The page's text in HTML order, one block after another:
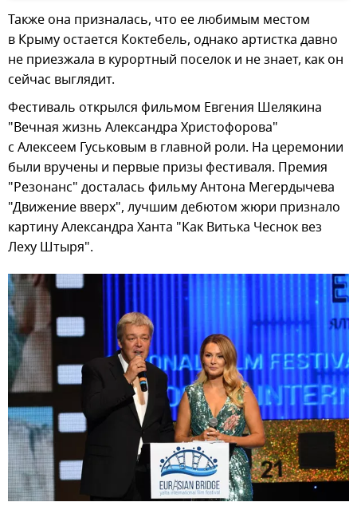
Также она призналась, что ее любимым местом
в Крыму остается Коктебель, однако артистка давно
не приезжала в курортный поселок и не знает, как он
сейчас выглядит.
Фестиваль открылся фильмом Евгения Шелякина
"Вечная жизнь Александра Христофорова"
с Алексеем Гуськовым в главной роли. На церемонии
были вручены и первые призы фестиваля. Премия
"Резонанс" досталась фильму Антона Мегердычева
"Движение вверх", лучшим дебютом жюри признало
картину Александра Ханта "Как Витька Чеснок вез
Леху Штыря".